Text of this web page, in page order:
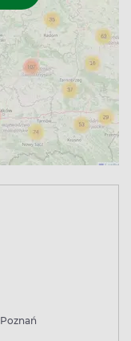
Poznań